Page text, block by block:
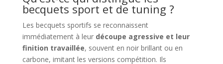
becquets sport et de tuning ?
Les becquets sportifs se reconnaissent
immédiatement à leur découpe agressive et leur
finition travaillée, souvent en noir brillant ou en
carbone, imitant les versions compétition. Ils